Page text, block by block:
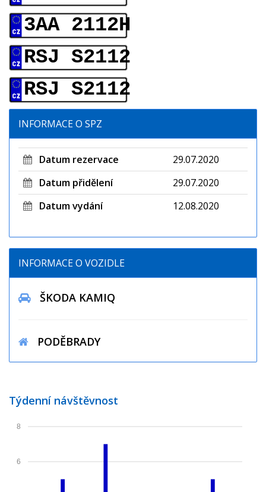
3AA 2112H
RSJ S2112
RSJ S2112
INFORMACE O SPZ
Datum rezervace
29.07.2020
Datum přidělení
29.07.2020
Datum vydání
12.08.2020
INFORMACE O VOZIDLE
ŠKODA KAMIQ
PODĚBRADY
Týdenní návštěvnost
6
8